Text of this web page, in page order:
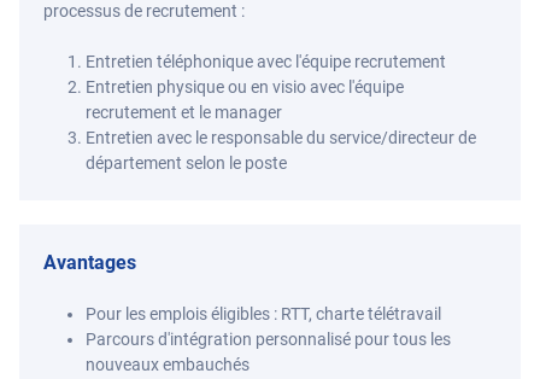
processus de recrutement :
Entretien téléphonique avec l'équipe recrutement
Entretien physique ou en visio avec l'équipe
recrutement et le manager
Entretien avec le responsable du service/directeur de
département selon le poste
Avantages
Pour les emplois éligibles : RTT, charte télétravail
Parcours d'intégration personnalisé pour tous les
nouveaux embauchés